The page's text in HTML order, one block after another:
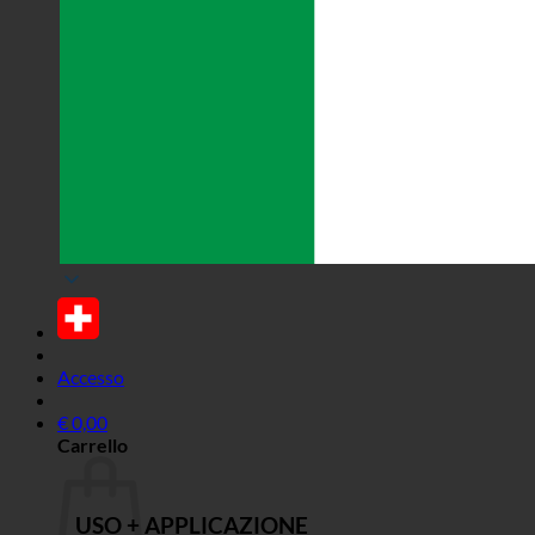
Accesso
€0,00
Carrello
USO + APPLICAZIONE